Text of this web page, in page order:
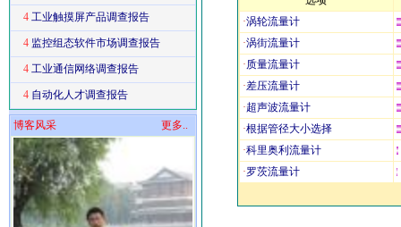
4 工业触摸屏产品调查报告
4 监控组态软件市场调查报告
4 工业通信网络调查报告
4 自动化人才调查报告
博客风采 更多..
·涡轮流量计
·涡街流量计
·质量流量计
·差压流量计
·超声波流量计
·根据管径大小选择
·科里奥利流量计
·罗茨流量计